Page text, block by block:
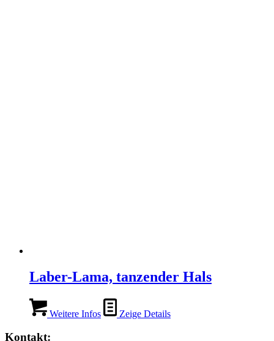
Laber-Lama, tanzender Hals
Weitere Infos Zeige Details
Kontakt: